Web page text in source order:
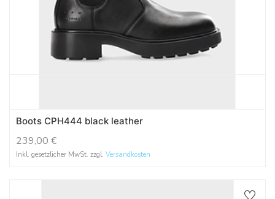
Boots CPH444 black leather
239,00 €
Inkl. gesetzlicher MwSt. zzgl. Versandkosten